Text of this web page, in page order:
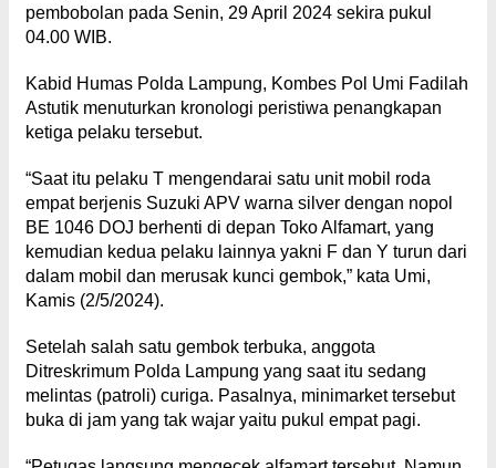
pembobolan pada Senin, 29 April 2024 sekira pukul
04.00 WIB.
Kabid Humas Polda Lampung, Kombes Pol Umi Fadilah
Astutik menuturkan kronologi peristiwa penangkapan
ketiga pelaku tersebut.
“Saat itu pelaku T mengendarai satu unit mobil roda
empat berjenis Suzuki APV warna silver dengan nopol
BE 1046 DOJ berhenti di depan Toko Alfamart, yang
kemudian kedua pelaku lainnya yakni F dan Y turun dari
dalam mobil dan merusak kunci gembok,” kata Umi,
Kamis (2/5/2024).
Setelah salah satu gembok terbuka, anggota
Ditreskrimum Polda Lampung yang saat itu sedang
melintas (patroli) curiga. Pasalnya, minimarket tersebut
buka di jam yang tak wajar yaitu pukul empat pagi.